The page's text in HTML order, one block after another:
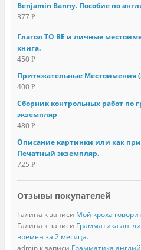
Benjamin Banny. Пособие по
377 Р
Глагол TO BE и личные
книга.
450 Р
Притяжательные Местоимения
400 Р
Сборник контрольных работ по
экземпляр
480 Р
Описание картинки или как
Печатный экземпляр.
725 Р
Отзывы покупателей
Галина к записи Мой кроха
Галина к записи Грамматика
времён за 2 месяца.
adminк записи Грамматика